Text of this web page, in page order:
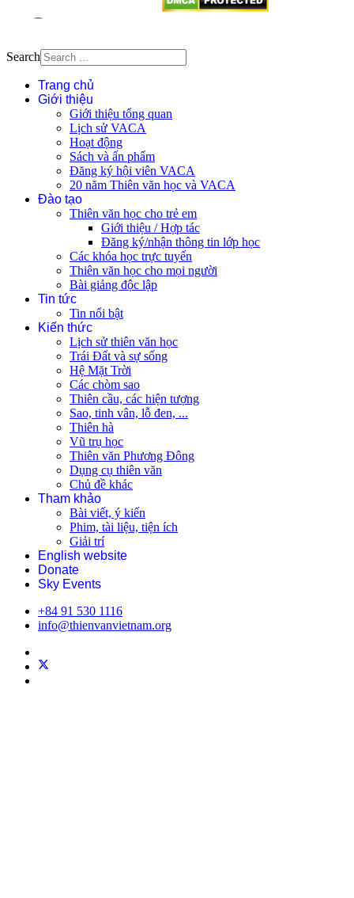
Search
Trang chủ
Giới thiệu
Giới thiệu tổng quan
Lịch sử VACA
Hoạt động
Sách và ấn phẩm
Đăng ký hội viên VACA
20 năm Thiên văn học và VACA
Đào tạo
Thiên văn học cho trẻ em
Giới thiệu / Hợp tác
Đăng ký/nhận thông tin lớp học
Các khóa học trực tuyến
Thiên văn học cho mọi người
Bài giảng độc lập
Tin tức
Tin nổi bật
Kiến thức
Lịch sử thiên văn học
Trái Đất và sự sống
Hệ Mặt Trời
Các chòm sao
Thiên cầu, các hiện tượng
Sao, tinh vân, lỗ đen, ...
Thiên hà
Vũ trụ học
Thiên văn Phương Đông
Dụng cụ thiên văn
Chủ đề khác
Tham khảo
Bài viết, ý kiến
Phim, tài liệu, tiện ích
Giải trí
English website
Donate
Sky Events
+84 91 530 1116
info@thienvanvietnam.org